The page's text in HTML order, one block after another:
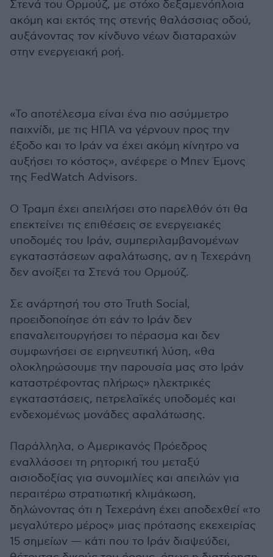
Στενά του Ορμούζ, με στόχο δεξαμενόπλοια
ακόμη και εκτός της στενής θαλάσσιας οδού,
αυξάνοντας τον κίνδυνο νέων διαταραχών
στην ενεργειακή ροή.
«Το αποτέλεσμα είναι ένα πιο ασύμμετρο
παιχνίδι, με τις ΗΠΑ να γέρνουν προς την
έξοδο και το Ιράν να έχει ακόμη κίνητρο να
αυξήσει το κόστος», ανέφερε ο Μπεν Έμονς
της FedWatch Advisors.
Ο Τραμπ έχει απειλήσει στο παρελθόν ότι θα
επεκτείνει τις επιθέσεις σε ενεργειακές
υποδομές του Ιράν, συμπεριλαμβανομένων
εγκαταστάσεων αφαλάτωσης, αν η Τεχεράνη
δεν ανοίξει τα Στενά του Ορμούζ.
Σε ανάρτησή του στο Truth Social,
προειδοποίησε ότι εάν το Ιράν δεν
επαναλειτουργήσει το πέρασμα και δεν
συμφωνήσει σε ειρηνευτική λύση, «θα
ολοκληρώσουμε την παρουσία μας στο Ιράν
καταστρέφοντας πλήρως» ηλεκτρικές
εγκαταστάσεις, πετρελαϊκές υποδομές και
ενδεχομένως μονάδες αφαλάτωσης.
Παράλληλα, ο Αμερικανός Πρόεδρος
εναλλάσσει τη ρητορική του μεταξύ
αισιοδοξίας για συνομιλίες και απειλών για
περαιτέρω στρατιωτική κλιμάκωση,
δηλώνοντας ότι η Τεχεράνη έχει αποδεχθεί «το
μεγαλύτερο μέρος» μιας πρότασης εκεχειρίας
15 σημείων — κάτι που το Ιράν διαψεύδει,